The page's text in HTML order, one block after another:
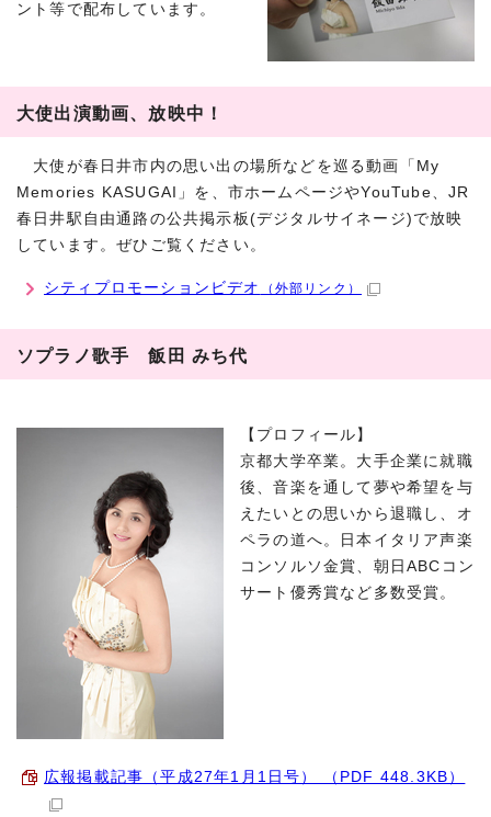
ント等で配布しています。
大使出演動画、放映中！
大使が春日井市内の思い出の場所などを巡る動画「My
Memories KASUGAI」を、市ホームページやYouTube、JR
春日井駅自由通路の公共掲示板(デジタルサイネージ)で放映
しています。ぜひご覧ください。
シティプロモーションビデオ （外部リンク）
ソプラノ歌手 飯田 みち代
【プロフィール】
京都大学卒業。大手企業に就職
後、音楽を通して夢や希望を与
えたいとの思いから退職し、オ
ペラの道へ。日本イタリア声楽
コンソルソ金賞、朝日ABCコン
サート優秀賞など多数受賞。
広報掲載記事（平成27年1月1日号） （PDF 448.3KB）